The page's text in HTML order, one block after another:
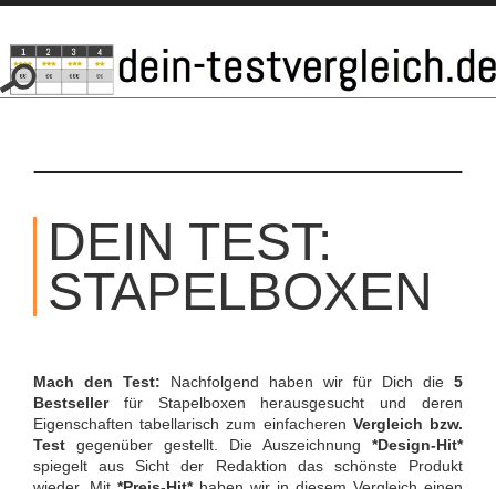
SKIP
CONTENT
DEIN TEST:
STAPELBOXEN
Mach den Test: Nachfolgend haben wir für Dich die 5
Bestsellerfür Stapelboxen herausgesucht und deren
Eigenschaften tabellarisch zum einfacheren Vergleich bzw.
Test gegenüber gestellt. Die Auszeichnung *Design-Hit*
spiegelt aus Sicht der Redaktion das schönste Produkt